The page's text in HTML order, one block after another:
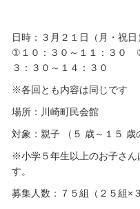
日時：３月２１日（月・祝日
①１０：３０～１１：３０
３：３０～１４：３０
※各回とも内容は同じです
場所：川崎町民会館
対象：親子 （５ 歳～１５ 歳
※小学５年生以上のお子さ
す。
募集人数：７５組（２５組×３